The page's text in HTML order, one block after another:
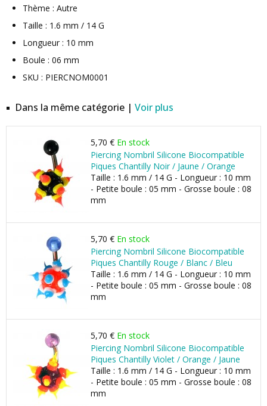
Thème : Autre
Taille : 1.6 mm / 14 G
Longueur : 10 mm
Boule : 06 mm
SKU : PIERCNOM0001
Dans la même catégorie | Voir plus
5,70 € En stock
Piercing Nombril Silicone Biocompatible
Piques Chantilly Noir / Jaune / Orange
Taille : 1.6 mm / 14 G - Longueur : 10 mm
- Petite boule : 05 mm - Grosse boule : 08
mm
5,70 € En stock
Piercing Nombril Silicone Biocompatible
Piques Chantilly Rouge / Blanc / Bleu
Taille : 1.6 mm / 14 G - Longueur : 10 mm
- Petite boule : 05 mm - Grosse boule : 08
mm
5,70 € En stock
Piercing Nombril Silicone Biocompatible
Piques Chantilly Violet / Orange / Jaune
Taille : 1.6 mm / 14 G - Longueur : 10 mm
- Petite boule : 05 mm - Grosse boule : 08
mm